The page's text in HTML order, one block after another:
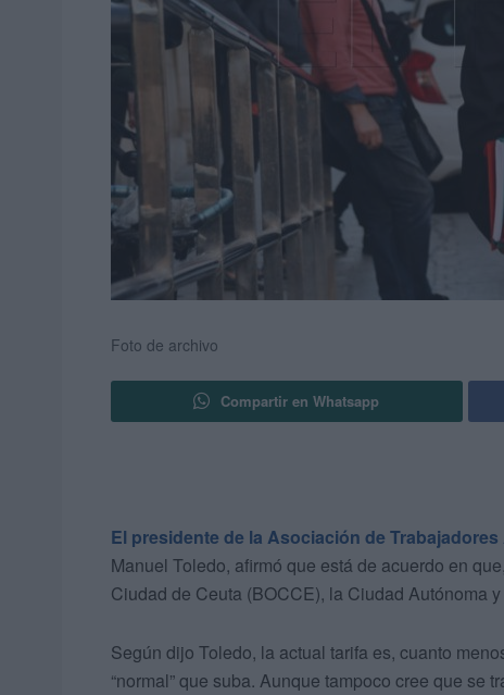
Foto de archivo
Compartir en Whatsapp
El presidente de la Asociación de
Manuel Toledo, afirmó que está de acuerdo en
Ciudad de Ceuta (BOCCE), la Ciudad Autónoma
Según dijo Toledo, la actual tarifa es, cuanto
“normal” que suba. Aunque tampoco cree que se